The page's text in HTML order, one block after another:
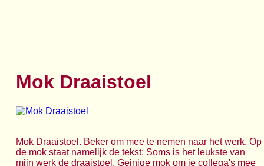
Mok Draaistoel
Mok Draaistoel. Beker om mee te nemen naar het werk. Op
de mok staat namelijk de tekst: Soms is het leukste van
mijn werk de draaistoel. Geinige mok om je collega's mee